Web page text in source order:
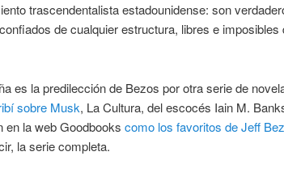
trascendentalista estadounidense: son
de cualquier estructura, libres e imposibles
es la predilección de Bezos por otra serie de
sobre Musk, La Cultura, del escocés Iain M.
en la web Goodbooks como los favoritos de Jeff
la serie completa.